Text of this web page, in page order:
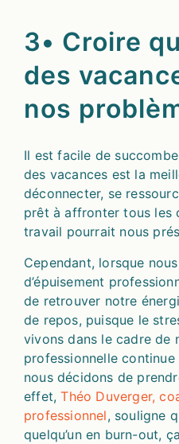
3• Croire
des
nos
Il est facile de
des vacances est la
déconnecter, se
prêt à affronter tous les
travail pourrait nous
Cependant, lorsque
d’épuisement
de retrouver notre
de repos, puisque le
vivons dans le cadre de
professionnelle
nous décidons de
effet,Théo Duverger,
professionnel, souligne
quelqu’un en burn-out,